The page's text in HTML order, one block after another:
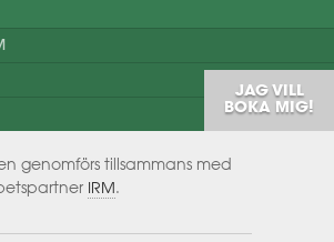
JAG VILL
BOKA MIG!
genomförs tillsammans med
IRM.